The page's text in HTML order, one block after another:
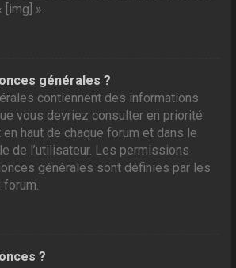
[img] ».
générales ?
contiennent des informations
vous devriez consulter en priorité.
haut de chaque forum et dans le
de l’utilisateur. Les permissions
générales sont définies par les
forum.
?